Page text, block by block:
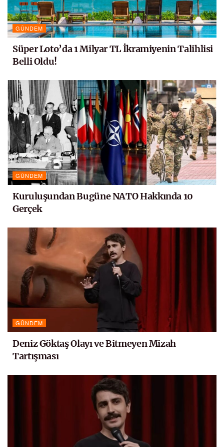
GÜNDEM
Süper Loto’da 1 Milyar TL İkramiyenin Talihlisi
Belli Oldu!
GÜNDEM
Kuruluşundan Bugüne NATO Hakkında 10
Gerçek
GÜNDEM
Deniz Göktaş Olayı ve Bitmeyen Mizah
Tartışması